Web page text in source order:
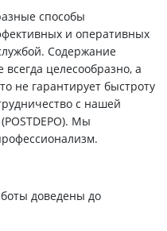
способы
и оперативных
Содержание
целесообразно, а
не гарантирует быстроту
с нашей
Мы
доведены до